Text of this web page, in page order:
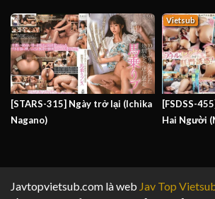
[STARS-315] Ngày trở lại (Ichika
Nagano)
[FSDSS-
Hai Người
Vietsub
Javtopvietsub.com là web Jav Top